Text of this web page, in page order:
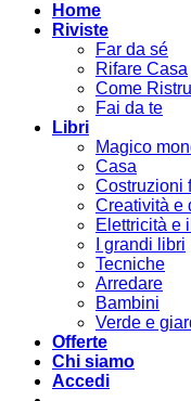
Home
Riviste
Far da sé
Rifare Casa
Come
Fai da te
Libri
Magico
Casa
Costruzioni
Creatività e
Elettricità e
I grandi libri
Tecniche
Arredare
Bambini
Verde e
Offerte
Chi siamo
Accedi